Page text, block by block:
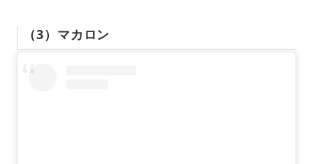
（3）マカロン